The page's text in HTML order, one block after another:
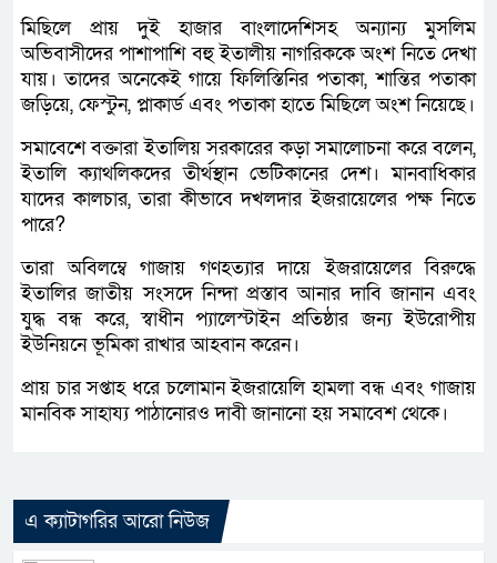
মিছিলে প্রায় দুই হাজার বাংলাদেশিসহ অন্যান্য মুসলিম
অভিবাসীদের পাশাপাশি বহু ইতালীয় নাগরিককে অংশ নিতে দেখা
যায়। তাদের অনেকেই গায়ে ফিলিস্তিনির পতাকা, শান্তির পতাকা
জড়িয়ে, ফেস্টুন, প্লাকার্ড এবং পতাকা হাতে মিছিলে অংশ নিয়েছে।
সমাবেশে বক্তারা ইতালিয় সরকারের কড়া সমালোচনা করে বলেন,
ইতালি ক্যাথলিকদের তীর্থস্থান ভেটিকানের দেশ। মানবাধিকার
যাদের কালচার, তারা কীভাবে দখলদার ইজরায়েলের পক্ষ নিতে
পারে?
তারা অবিলম্বে গাজায় গণহত্যার দায়ে ইজরায়েলের বিরুদ্ধে
ইতালির জাতীয় সংসদে নিন্দা প্রস্তাব আনার দাবি জানান এবং
যুদ্ধ বন্ধ করে, স্বাধীন প্যালেস্টাইন প্রতিষ্ঠার জন্য ইউরোপীয়
ইউনিয়নে ভূমিকা রাখার আহবান করেন।
প্রায় চার সপ্তাহ ধরে চলোমান ইজরায়েলি হামলা বন্ধ এবং গাজায়
মানবিক সাহায্য পাঠানোরও দাবী জানানো হয় সমাবেশ থেকে।
এ ক্যাটাগরির আরো নিউজ